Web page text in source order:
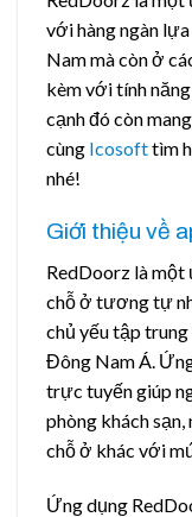
với hàng ngàn
Nam mà còn ở
kèm với tính
cạnh đó còn
cùng Icosofttìm
nhé!
Giới thiệu về
RedDoorz là một
chỗ ở tương tự
chủ yếu tập
Đông Nam Á.
trực tuyến giúp
phòng khách sạn,
chỗ ở khác với
Ứng dụng